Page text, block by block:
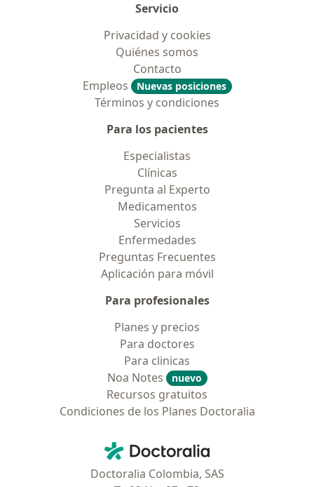
Servicio
Privacidad y cookies
Quiénes somos
Contacto
Empleos
Nuevas posiciones
Términos y condiciones
Para los pacientes
Especialistas
Clínicas
Pregunta al Experto
Medicamentos
Servicios
Enfermedades
Preguntas Frecuentes
Aplicación para móvil
Para profesionales
Planes y precios
Para doctores
Para clinicas
Noa Notes
nuevo
Recursos gratuitos
Condiciones de los Planes Doctoralia
Doctoralia - Página de inicio
Doctoralia Colombia, SAS